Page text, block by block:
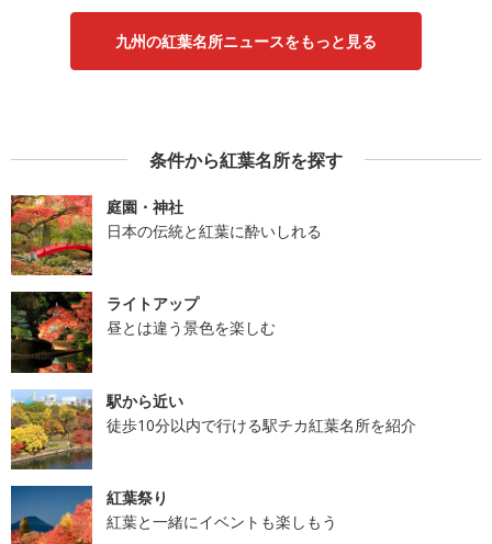
九州の紅葉名所ニュースをもっと見る
条件から紅葉名所を探す
庭園・神社
日本の伝統と紅葉に酔いしれる
ライトアップ
昼とは違う景色を楽しむ
駅から近い
徒歩10分以内で行ける駅チカ紅葉名所を紹介
紅葉祭り
紅葉と一緒にイベントも楽しもう